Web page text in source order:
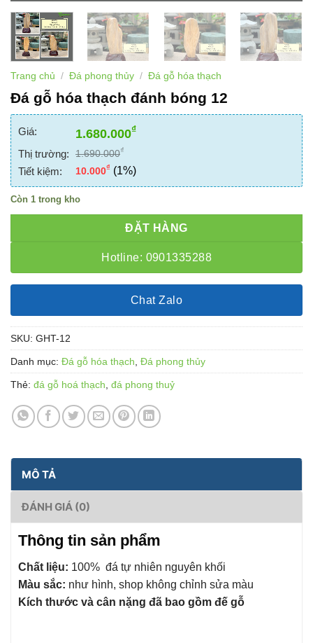
Trang chủ / Đá phong thủy / Đá gỗ hóa thạch
Đá gỗ hóa thạch đánh bóng 12
Giá: 1.680.000₫
Thị trường: 1.690.000₫
Tiết kiệm: 10.000₫ (1%)
Còn 1 trong kho
ĐẶT HÀNG
Hotline: 0901335288
Chat Zalo
SKU: GHT-12
Danh mục: Đá gỗ hóa thạch, Đá phong thủy
Thẻ: đá gỗ hoá thạch, đá phong thuỷ
MÔ TẢ
ĐÁNH GIÁ (0)
Thông tin sản phẩm
Chất liệu: 100% đá tự nhiên nguyên khối
Màu sắc: như hình, shop không chỉnh sửa màu
Kích thước và cân nặng đã bao gồm đế gỗ